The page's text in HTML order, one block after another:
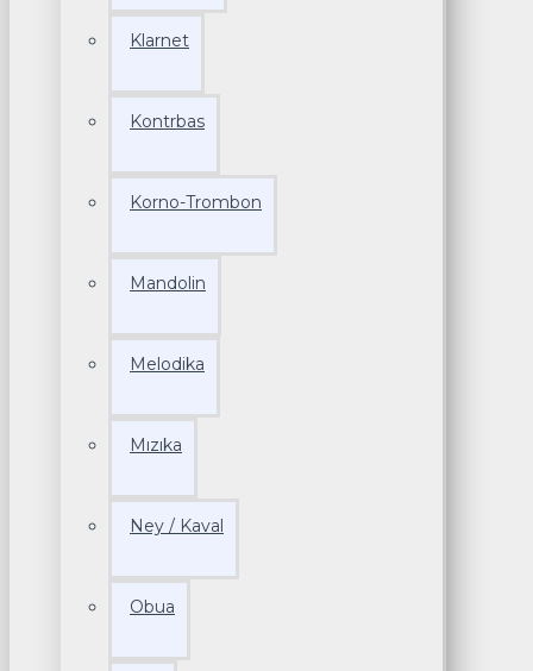
Klarnet
Kontrbas
Korno-Trombon
Mandolin
Melodika
Mızıka
Ney / Kaval
Obua